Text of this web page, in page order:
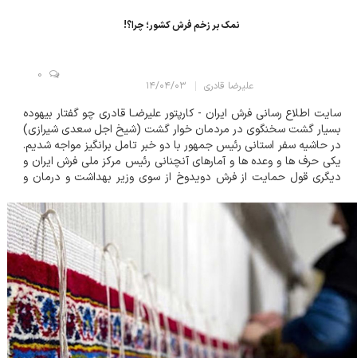
نمک بر زخم فرش کشور؛ چرا؟!
علیرضا قادری ۱۴/۰۴/۰۳
0
سایت اطلاع رسانی فرش ایران - کارپتور علیرضـا قادری چو گفتار بیهوده
بسیار گشت سخنگوی در مردمان خوار گشت (شیخ اجل سعدی شیرازی)
در حاشیه سفر استانی رئیس جمهور با دو خبر تامل برانگیز مواجه شدیم.
یکی حرف ها و وعده ها و آمارهای آنچنانی رئیس مرکز ملی فرش ایران و
دیگری قول حمایت از فرش دویدوخ از سوی وزیر بهداشت و درمان و